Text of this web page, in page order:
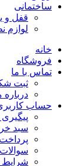
ساختمانی
قفل و
لوازم
خانه
فروشگاه
تماس با ما
ثبت
درباره
حساب
سبد
پرداخت
شرایط